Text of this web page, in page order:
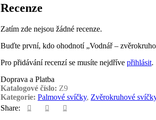
Recenze
Zatím zde nejsou žádné recenze.
Buďte první, kdo ohodnotí „Vodnář –
Pro přidávání recenzí se musíte nejdříve přihlásit.
Doprava a Platba
Katalogové číslo: Z9
Kategorie: Palmové svíčky, Zvěrokruhové
Share: